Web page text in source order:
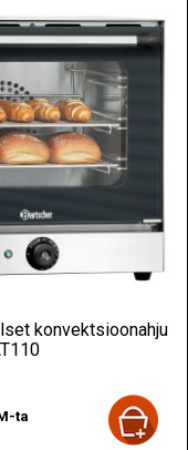
konvektsioonahju
ta